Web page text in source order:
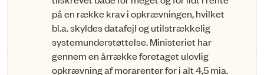
på en række krav i opkrævningen, hvilket
bl.a. skyldes datafejl og utilstræk­kelig
systemunderstøttelse. Ministeriet har
gennem en årrække foretaget ulovlig
opkrævning af morarenter for i alt 4,5 mia.